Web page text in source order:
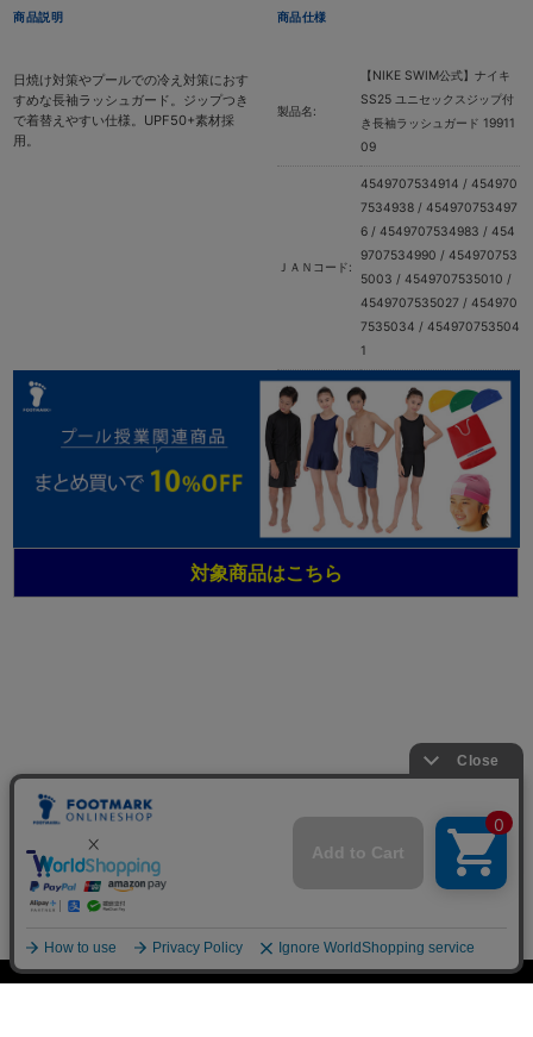
商品説明
日焼け対策やプールでの冷え対策におす
すめな長袖ラッシュガード。ジップつき
で着替えやすい仕様。UPF50+素材採
用。
商品仕様
製品名:
【NIKE SWIM公式】ナイキ
SS25 ユニセックスジップ付
き長袖ラッシュガード 19911
09
ＪＡＮコード:
4549707534914 / 454970
7534938 / 454970753497
6 / 4549707534983 / 454
9707534990 / 454970753
5003 / 4549707535010 /
4549707535027 / 454970
7535034 / 454970753504
1
対象商品はこちら